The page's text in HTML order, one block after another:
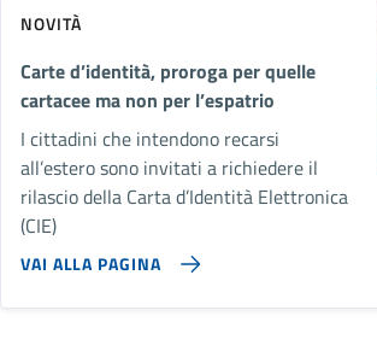
NOVITÀ
Carte d’identità, proroga per quelle
cartacee ma non per l’espatrio
I cittadini che intendono recarsi
all’estero sono invitati a richiedere il
rilascio della Carta d’Identità Elettronica
(CIE)
VAI ALLA PAGINA